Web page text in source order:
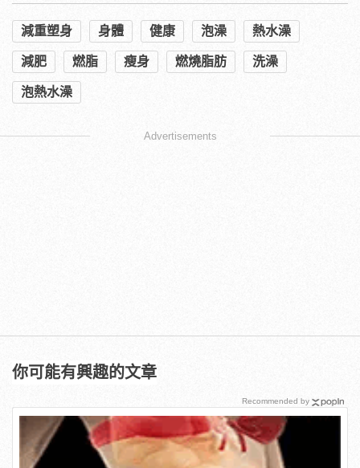
減重塑身 身體 健康 泡澡 熱水澡
減肥 燃脂 瘦身 燃燒脂肪 洗澡
泡熱水澡
Advertisements
你可能有興趣的文章
Recommended by